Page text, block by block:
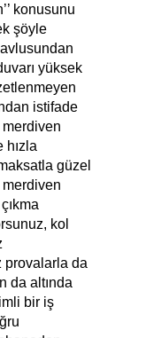
konusunu
şöyle
yüksek
istifade
merdiven
hızla
güzel
merdiven
kol
provalarla da
da altında
bir iş